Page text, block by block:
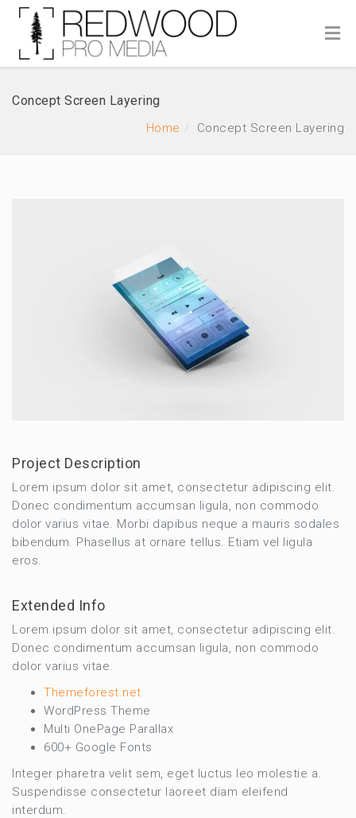
Concept Screen Layering
Home Concept Screen Layering
Project Description
Lorem ipsum dolor sit amet, consectetur adipiscing elit.
Donec condimentum accumsan ligula, non commodo
dolor varius vitae. Morbi dapibus neque a mauris sodales
bibendum. Phasellus at ornare tellus. Etiam vel ligula
eros.
Extended Info
Lorem ipsum dolor sit amet, consectetur adipiscing elit.
Donec condimentum accumsan ligula, non commodo
dolor varius vitae.
Themeforest.net
WordPress Theme
Multi OnePage Parallax
600+ Google Fonts
Integer pharetra velit sem, eget luctus leo molestie a.
Suspendisse consectetur laoreet diam eleifend
interdum.